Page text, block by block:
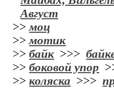
Август
>>моц
>>мотик
>>байк >>>
>>боковой упор
>>коляска >>>